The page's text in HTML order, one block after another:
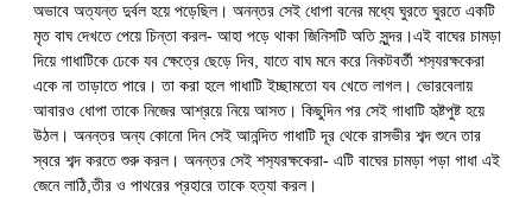
অভাবে অত্যন্ত দুর্বল হয়ে পড়েছিল। অনন্তর সেই ধোপা বনের মধ্যে ঘুরতে ঘুরতে একটি
মৃত বাঘ দেখতে পেয়ে চিন্তা করল- আহা পড়ে থাকা জিনিসটি অতি সুন্দর।এই বাঘের চামড়া
দিয়ে গাধাটিকে ঢেকে যব ক্ষেত্রে ছেড়ে দিব, যাতে বাঘ মনে করে নিকটবর্তী শস‍্যরক্ষকেরা
একে না তাড়াতে পারে। তা করা হলে গাধাটি ইচ্ছামতো যব খেতে লাগল। ভোরবেলায়
আবারও ধোপা তাকে নিজের আশ্রয়ে নিয়ে আসত। কিছুদিন পর সেই গাধাটি হৃষ্টপুষ্ট হয়ে
উঠল। অনন্তর অন্য কোনো দিন সেই আনন্দিত গাধাটি দূর থেকে রাসভীর শব্দ শুনে তার
স্বরে শব্দ করতে শুরু করল। অনন্তর সেই শস‍্যরক্ষকেরা- এটি বাঘের চামড়া পড়া গাধা এই
জেনে লাঠি,তীর ও পাথরের প্রহারে তাকে হত্যা করল।